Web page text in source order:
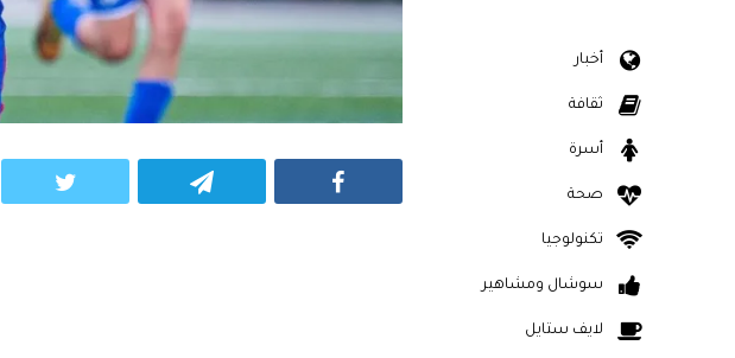
أخبار
ثقافة
أسرة
صحة
تكنولوجيا
سوشال ومشاهير
لايف ستايل